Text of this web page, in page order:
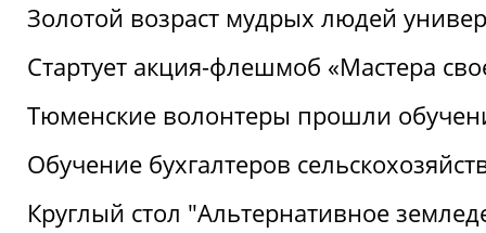
Золотой возраст мудрых людей
Стартует акция-флешмоб «Мастера
Тюменские волонтеры прошли
Обучение бухгалтеров
Круглый стол "Альтернативное